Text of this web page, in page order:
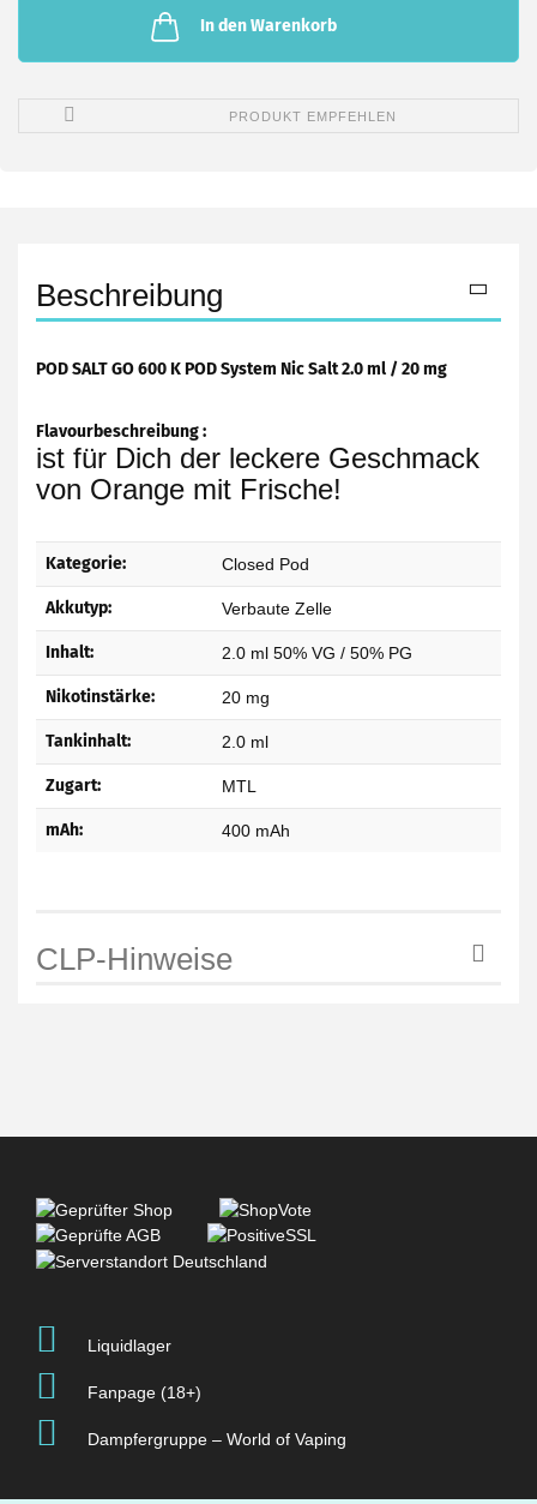
In den Warenkorb
PRODUKT EMPFEHLEN
Beschreibung
POD SALT GO 600 K POD System Nic Salt 2.0 ml / 20 mg
Flavourbeschreibung :
ist für Dich der leckere Geschmack
von Orange mit Frische!
Kategorie: Closed Pod
Akkutyp: Verbaute Zelle
Inhalt: 2.0 ml 50% VG / 50% PG
Nikotinstärke: 20 mg
Tankinhalt: 2.0 ml
Zugart: MTL
mAh: 400 mAh
CLP-Hinweise
Liquidlager
Fanpage (18+)
Dampfergruppe – World of Vaping